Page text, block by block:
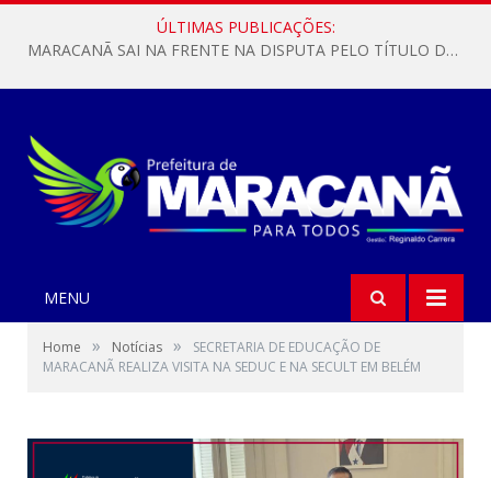
ÚLTIMAS PUBLICAÇÕES:
MARACANÃ SAI NA FRENTE NA DISPUTA PELO TÍTULO DA COPA PARÁ SUB-17!
MENU
Home » Notícias »
SECRETARIA DE EDUCAÇÃO DE
MARACANÃ REALIZA VISITA NA SEDUC E NA SECULT EM BELÉM